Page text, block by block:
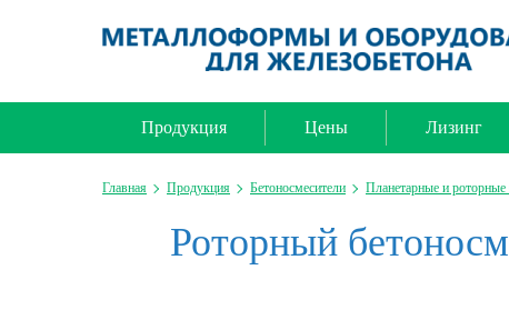
Продукция Цены Лизинг
Главная Продукция Бетоносмесители Планетарные и роторные
Роторный